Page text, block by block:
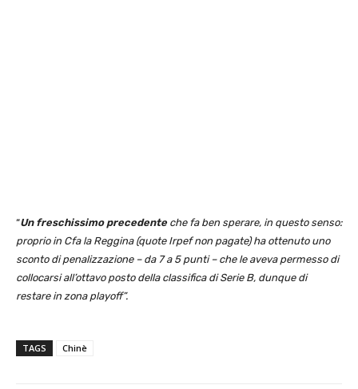
“Un freschissimo precedente che fa ben sperare, in questo senso:
proprio in Cfa la Reggina (quote Irpef non pagate) ha ottenuto uno
sconto di penalizzazione – da 7 a 5 punti – che le aveva permesso di
collocarsi all’ottavo posto della classifica di Serie B, dunque di
restare in zona playoff”.
TAGS Chinè